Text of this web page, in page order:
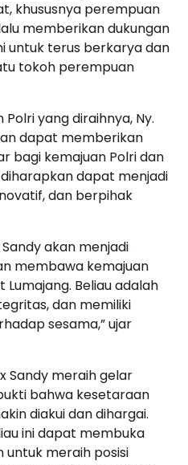
khususnya perempuan
memberikan dukungan
untuk terus berkarya dan
tokoh perempuan
yang diraihnya, Ny.
dapat memberikan
bagi kemajuan Polri dan
dapat menjadi
dan berpihak
akan menjadi
membawa kemajuan
Beliau adalah
dan memiliki
sesama,” ujar
Sandy meraih gelar
bahwa kesetaraan
diakui dan dihargai.
ini dapat membuka
untuk meraih posisi